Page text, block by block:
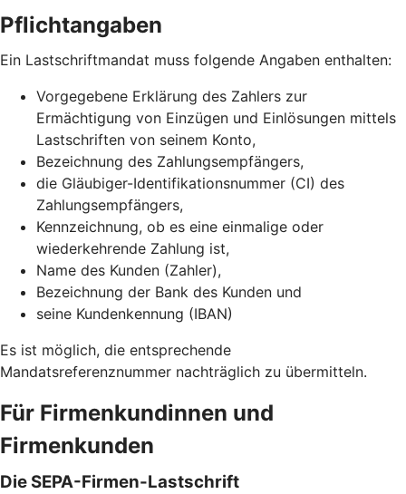
Pflichtangaben
Ein Lastschriftmandat muss folgende Angaben enthalten:
Vorgegebene Erklärung des Zahlers zur
Ermächtigung von Einzügen und Einlösungen mittels
Lastschriften von seinem Konto,
Bezeichnung des Zahlungsempfängers,
die Gläubiger-Identifikationsnummer (CI) des
Zahlungsempfängers,
Kennzeichnung, ob es eine einmalige oder
wiederkehrende Zahlung ist,
Name des Kunden (Zahler),
Bezeichnung der Bank des Kunden und
seine Kundenkennung (IBAN)
Es ist möglich, die entsprechende
Mandatsreferenznummer nachträglich zu übermitteln.
Für Firmenkundinnen und
Firmenkunden
Die SEPA-Firmen-Lastschrift